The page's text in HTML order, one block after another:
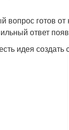
вопрос готов от
ответ
идея